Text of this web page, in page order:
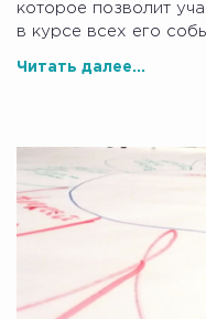
которое позволит
в курсе всех его
Читать далее...